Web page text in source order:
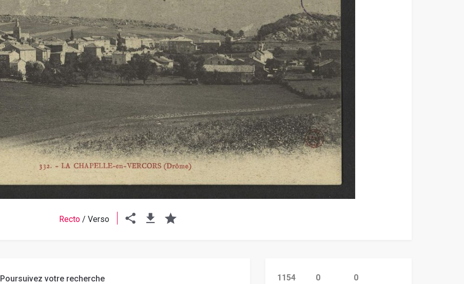
Recto/ Verso
Poursuivez votre recherche 1154 0 0